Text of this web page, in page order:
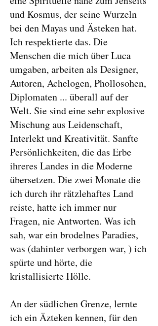
und Kosmus, der seine Wurzeln
bei den Mayas und Ästeken hat.
Ich respektierte das. Die
Menschen die mich über Luca
umgaben, arbeiten als Designer,
Autoren, Achelogen, Phollosohen,
Diplomaten ... überall auf der
Welt. Sie sind eine sehr explosive
Mischung aus Leidenschaft,
Interlekt und Kreativität. Sanfte
Persönlichkeiten, die das Erbe
ihreres Landes in die Moderne
übersetzen. Die zwei Monate die
ich durch ihr rätzlehaftes Land
reiste, hatte ich immer nur
Fragen, nie Antworten. Was ich
sah, war ein brodelnes Paradies,
was (dahinter verborgen war, ) ich
spürte und hörte, die
kristallisierte Hölle.
An der südlichen Grenze, lernte
ich ein Äzteken kennen, für den